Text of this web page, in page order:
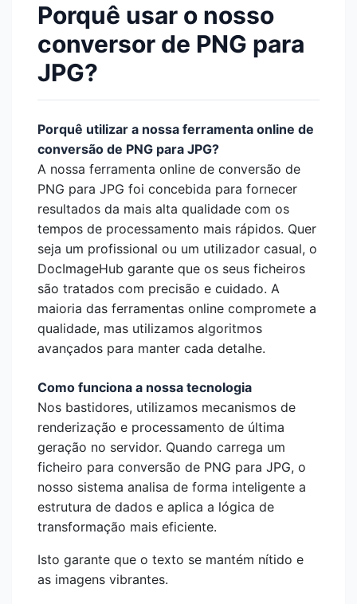
Porquê usar o nosso
conversor de PNG para
JPG?
Porquê utilizar a nossa ferramenta online de
conversão de PNG para JPG?
A nossa ferramenta online de conversão de
PNG para JPG foi concebida para fornecer
resultados da mais alta qualidade com os
tempos de processamento mais rápidos. Quer
seja um profissional ou um utilizador casual, o
DocImageHub garante que os seus ficheiros
são tratados com precisão e cuidado. A
maioria das ferramentas online compromete a
qualidade, mas utilizamos algoritmos
avançados para manter cada detalhe.
Como funciona a nossa tecnologia
Nos bastidores, utilizamos mecanismos de
renderização e processamento de última
geração no servidor. Quando carrega um
ficheiro para conversão de PNG para JPG, o
nosso sistema analisa de forma inteligente a
estrutura de dados e aplica a lógica de
transformação mais eficiente.
Isto garante que o texto se mantém nítido e
as imagens vibrantes.